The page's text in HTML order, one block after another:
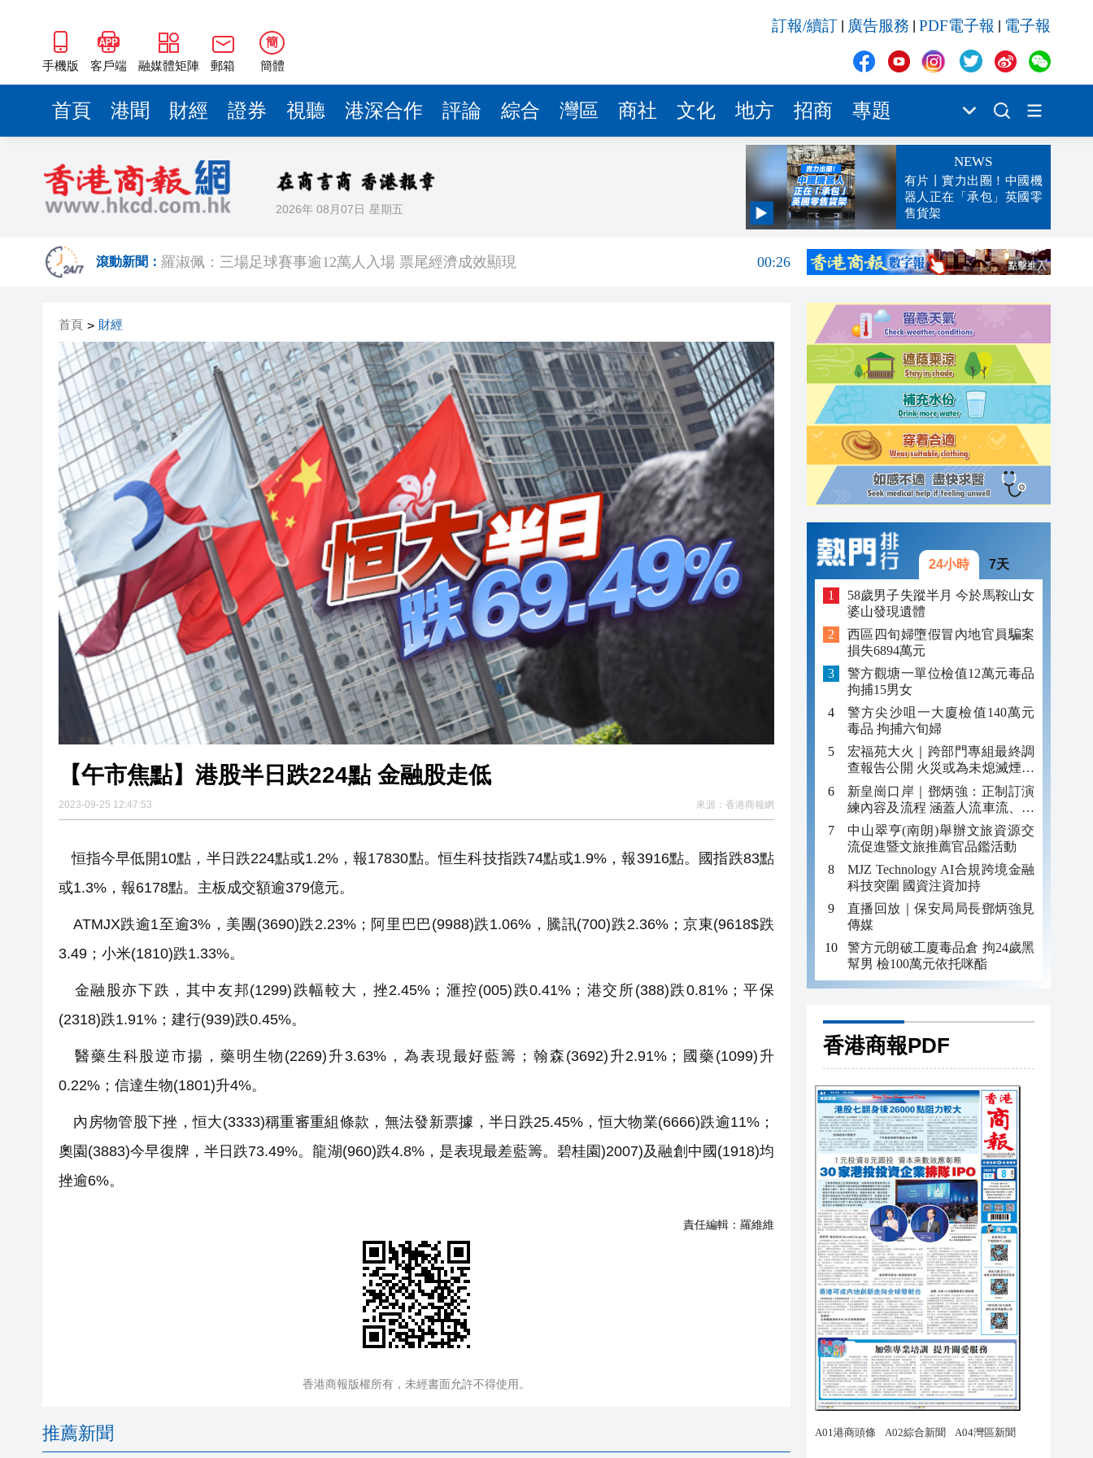
手機版 客戶端 融媒體矩陣 郵箱
簡
簡體
訂報/續訂 廣告服務 PDF電子報 電子報
首頁 港聞 財經 證券 視聽 港深合作 評論 綜合 灣區 商社 文化 地方 招商 專題
2026年 08月07日 星期五
NEWS
有片丨實力出圈！中國機
器人正在「承包」英國零
售貨架
滾動新聞： 羅淑佩：三場足球賽事逾12萬人入場 票尾經濟成效顯現
00:26
叔」黎彼得
入境處反非法勞工行動拘12人
23:45
社署籲市民提防偽冒社署通訊程式賬戶
23:38
李家超：鼓勵保險業開發跨境產品 便利灣區居民
23:29
車路士主帥星將粉嶺揮桿 為香港行畫圓滿句號
首頁 > 財經
【午市焦點】港股半日跌224點 金融股走低
2023-09-25 12:47:53 來源： 香港商報網
恒指今早低開10點，半日跌224點或1.2%，報17830點。恒生科技指跌74點或1.9%，報3916點。國指跌83點
或1.3%，報6178點。主板成交額逾379億元。
ATMJX跌逾1至逾3%，美團(3690)跌2.23%；阿里巴巴(9988)跌1.06%，騰訊(700)跌2.36%；京東(9618$跌
3.49；小米(1810)跌1.33%。
金融股亦下跌，其中友邦(1299)跌幅較大，挫2.45%；滙控(005)跌0.41%；港交所(388)跌0.81%；平保
(2318)跌1.91%；建行(939)跌0.45%。
醫藥生科股逆市揚，藥明生物(2269)升3.63%，為表現最好藍籌；翰森(3692)升2.91%；國藥(1099)升
0.22%；信達生物(1801)升4%。
內房物管股下挫，恒大(3333)稱重審重組條款，無法發新票據，半日跌25.45%，恒大物業(6666)跌逾11%；
奧園(3883)今早復牌，半日跌73.49%。龍湖(960)跌4.8%，是表現最差藍籌。碧桂園)2007)及融創中國(1918)均
挫逾6%。
責任編輯： 羅維維
香港商報版權所有，未經書面允許不得使用。
推薦新聞
24小時 7天
58歲男子失蹤半月 今於馬鞍山女
婆山發現遺體
西區四旬婦墮假冒內地官員騙案
損失6894萬元
警方觀塘一單位檢值12萬元毒品
拘捕15男女
警方尖沙咀一大廈檢值140萬元
毒品 拘捕六旬婦
宏福苑大火｜跨部門專組最終調
查報告公開 火災或為未熄滅煙頭
引發
新皇崗口岸｜鄧炳強：正制訂演
練內容及流程 涵蓋人流車流、緊
急應變等
中山翠亨(南朗)舉辦文旅資源交
流促進暨文旅推薦官品鑑活動
MJZ Technology AI合規跨境金融
科技突圍 國資注資加持
直播回放｜保安局局長鄧炳強見
傳媒
警方元朗破工廈毒品倉 拘24歲黑
幫男 檢100萬元依托咪酯
香港商報PDF